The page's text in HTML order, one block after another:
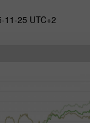
kredit yumshatish
Ularning
11-25 UTC+2